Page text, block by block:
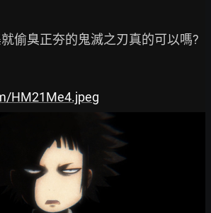
偷臭正夯的鬼滅之刃真的可以嗎?
HM21Me4.jpeg